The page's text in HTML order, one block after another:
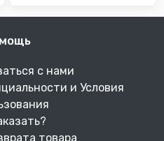
с нами
и Условия
товара